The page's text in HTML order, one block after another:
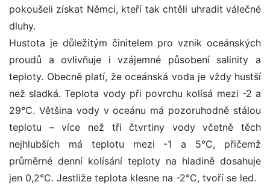
pokoušeli získat Němci, kteří tak chtěli uhradit válečné
dluhy.
Hustota je důležitým činitelem pro vznik oceánských
proudů a ovlivňuje i vzájemné působení salinity a
teploty. Obecně platí, že oceánská voda je vždy hustší
než sladká. Teplota vody při povrchu kolísá mezi -2 a
29°C. Většina vody v oceánu má pozoruhodně stálou
teplotu – více než tři čtvrtiny vody včetně těch
nejhlubších má teplotu mezi -1 a 5°C, přičemž
průměrné denní kolísání teploty na hladině dosahuje
jen 0,2°C. Jestliže teplota klesne na -2°C, tvoří se led.